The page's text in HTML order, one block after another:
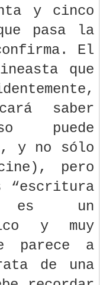
y cinco
pasa la
El
que
saber
puede
y no sólo
pero
“escritura
es un
y muy
parece a
de una